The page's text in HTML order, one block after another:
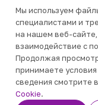
2026 ©
Мы используем
специалистами и
на нашем веб-
взаимодействие с
Продолжая
принимаете
сведения смотрите
Cookie.